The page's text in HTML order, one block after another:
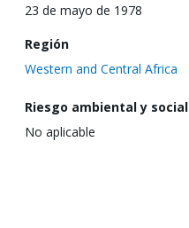
23 de mayo de 1978
Región
Western and Central Africa
Riesgo ambiental y social
No aplicable